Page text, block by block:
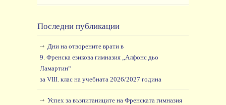
Последни публикации
Дни на отворените врати в
9. Френска езикова гимназия „Алфонс дьо
Ламартин“
за VIII. клас на учебната 2026/2027 година
Успех за възпитаниците на Френската гимназия